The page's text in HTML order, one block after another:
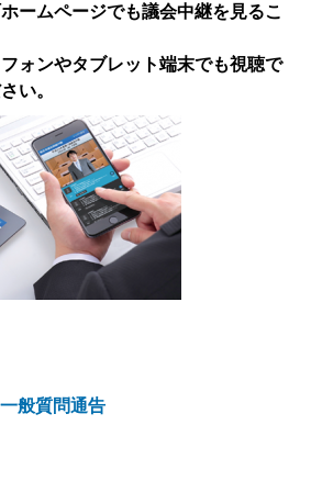
ホームページでも議会中継を見るこ
ォンやタブレット端末でも視聴で
い。
般質問通告